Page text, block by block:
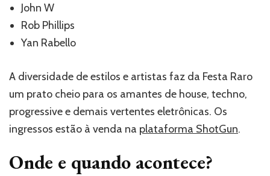
John W
Rob Phillips
Yan Rabello
A diversidade de estilos e artistas faz da Festa Raro
um prato cheio para os amantes de house, techno,
progressive e demais vertentes eletrônicas. Os
ingressos estão à venda na plataforma ShotGun.
Onde e quando acontece?